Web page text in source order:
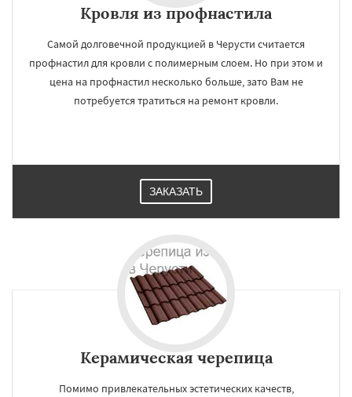
Кровля из профнастила
Самой долговечной продукцией в Черусти считается
профнастил для кровли с полимерным слоем. Но при этом и
цена на профнастил несколько больше, зато Вам не
потребуется тратиться на ремонт кровли.
ЗАКАЗАТЬ
Керамическая черепица
Помимо привлекательных эстетических качеств,